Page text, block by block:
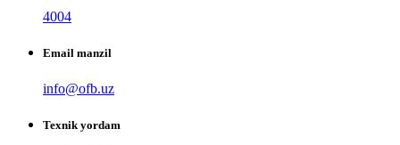
4004
Email manzil
info@ofb.uz
Texnik yordam